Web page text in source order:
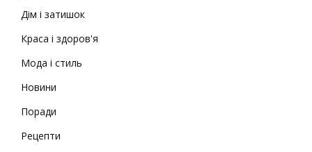
Дім і затишок
Краса і здоров'я
Мода і стиль
Новини
Поради
Рецепти